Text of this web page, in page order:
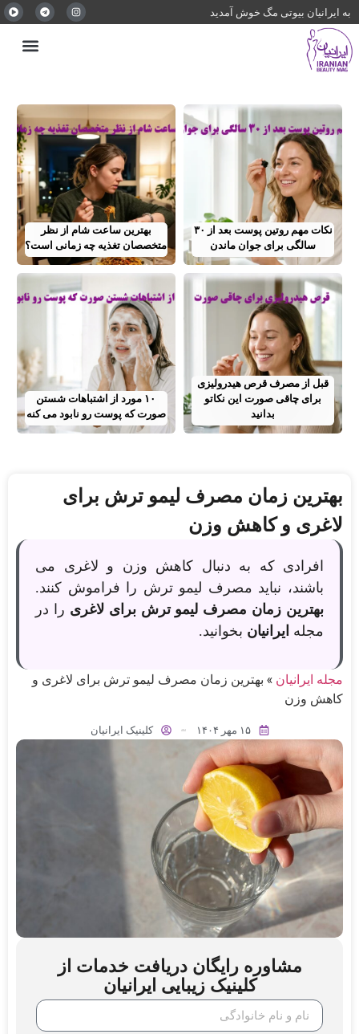
به ایرانیان بیوتی مگ خوش آمدید
نکات مهم روتین پوست بعد از ۳۰
سالگی برای جوان ماندن
بهترین ساعت شام از نظر
متخصصان تغذیه چه زمانی است؟
قبل از مصرف قرص هیدرولیزی
برای چاقی صورت این نکاتو
بدانید
۱۰ مورد از اشتباهات شستن
صورت که پوست رو نابود می کنه
بهترین زمان مصرف لیمو ترش برای
لاغری و کاهش وزن
افرادی که به دنبال کاهش وزن و لاغری می
باشند، نباید مصرف لیمو ترش را فراموش کنند.
بهترین زمان مصرف لیمو ترش برای لاغری را در
مجله ایرانیان بخوانید.
مجله ایرانیان » بهترین زمان مصرف لیمو ترش برای لاغری و
کاهش وزن
۱۵ مهر ۱۴۰۴ کلینیک ایرانیان
مشاوره رایگان دریافت خدمات از
کلینیک زیبایی ایرانیان